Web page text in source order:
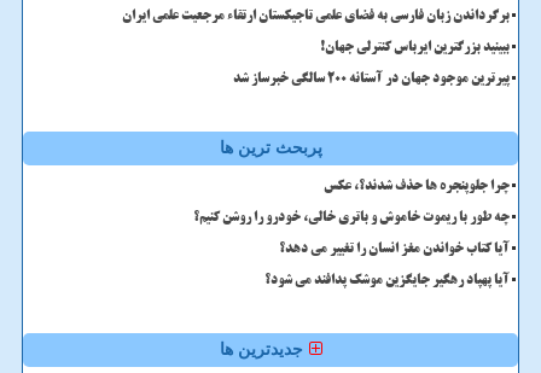
برگرداندن زبان فارسی به فضای علمی تاجیکستان ارتقاء مرجعیت علمی ایران
ببینید بزرگترین ایرباس کنترلی جهان!
پیرترین موجود جهان در آستانه ۲۰۰ سالگی خبرساز شد
پربحث ترین ها
چرا جلوپنجره ها حذف شدند؟، عکس
چه طور با ریموت خاموش و باتری خالی، خودرو را روشن کنیم؟
آیا کتاب خواندن مغز انسان را تغییر می دهد؟
آیا پهپاد رهگیر جایگزین موشک پدافند می شود؟
جدیدترین ها